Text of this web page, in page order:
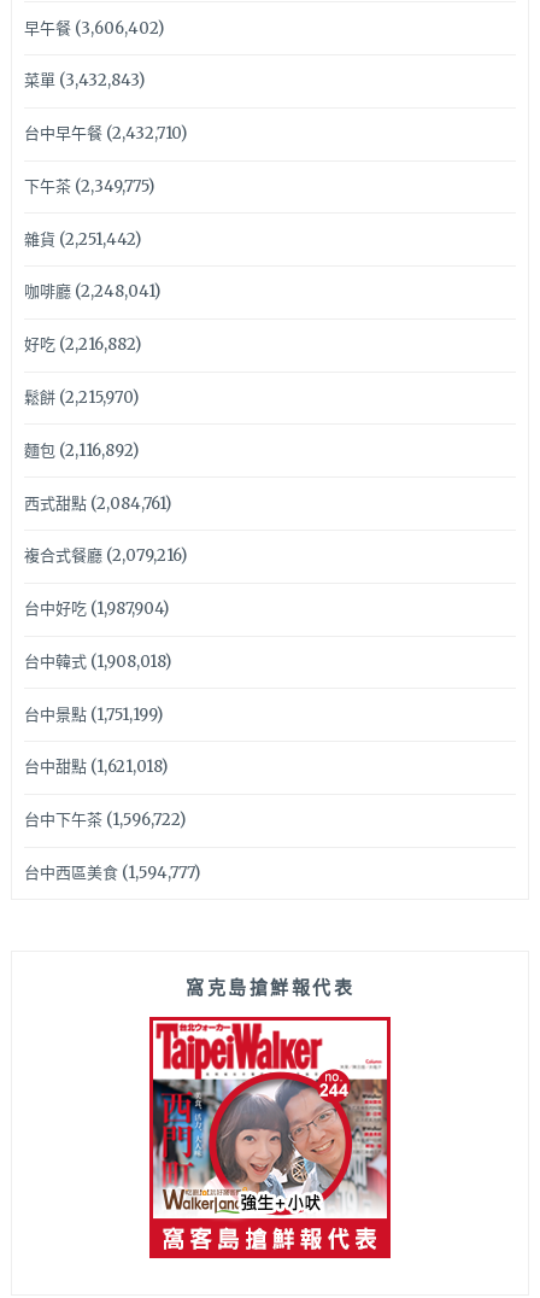
早午餐(3,606,402)
菜單(3,432,843)
台中早午餐(2,432,710)
下午茶(2,349,775)
雜貨 (2,251,442)
咖啡廳(2,248,041)
好吃(2,216,882)
鬆餅(2,215,970)
麵包(2,116,892)
西式甜點(2,084,761)
複合式餐廳(2,079,216)
台中好吃(1,987,904)
台中韓式(1,908,018)
台中景點(1,751,199)
台中甜點(1,621,018)
台中下午茶(1,596,722)
台中西區美食(1,594,777)
窩克島搶鮮報代表